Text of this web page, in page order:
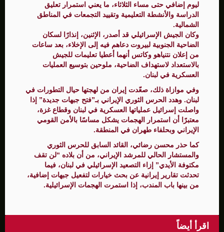
ليوم إضافي حتى مساء الثلاثاء، ما يعني استمرار تعليق
الدراسة والأنشطة التعليمية وتقييد التجمعات في المناطق
الشمالية.
وكان الجيش الإسرائيلي قد أصدر، الإثنين، إنذارًا لسكان
الضاحية الجنوبية لبيروت دعاهم فيه إلى الإخلاء، بعد ساعات
من إعلان نتنياهو وكاتس أنهما أعطيا تعليمات للجيش
بالاستعداد لاستهداف الضاحية، ملوحين بتوسيع العمليات
العسكرية في لبنان.
وفي موازاة ذلك، صعّدت إيران من لهجتها حيال التطورات في
لبنان. وهدد الحرس الثوري الإيراني بـ”فتح جبهات جديدة” إذا
واصلت إسرائيل عملياتها العسكرية في لبنان وقطاع غزة،
معتبرًا أن استمرار الهجمات يشكل مساسًا بالأمن القومي
الإيراني وبحلفاء طهران في المنطقة.
كما حذر محسن رضائي، القائد السابق للحرس الثوري
والمستشار الحالي للمرشد الإيراني، من أن بلاده “لن تقف
مكتوفة الأيدي” إزاء التصعيد الإسرائيلي في لبنان، فيما
تحدثت تقارير إيرانية عن بحث خيارات لتفعيل جبهات إضافية،
من بينها باب المندب، إذا استمرت الهجمات الإسرائيلية.
اقرأ أيضاً